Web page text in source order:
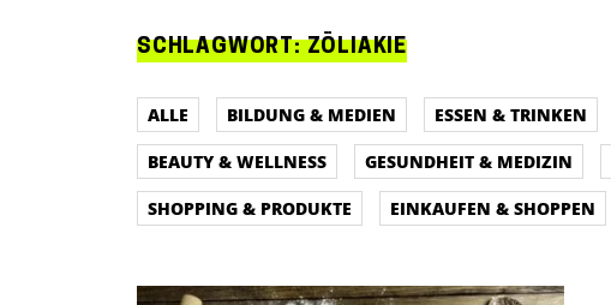
SCHLAGWORT:ZÖLIAKIE
ALLE BILDUNG & MEDIEN ESSEN & TRINKEN
BEAUTY & WELLNESS
GESUNDHEIT & MEDIZIN
SHOPPING & PRODUKTE
EINKAUFEN & SHOPPEN